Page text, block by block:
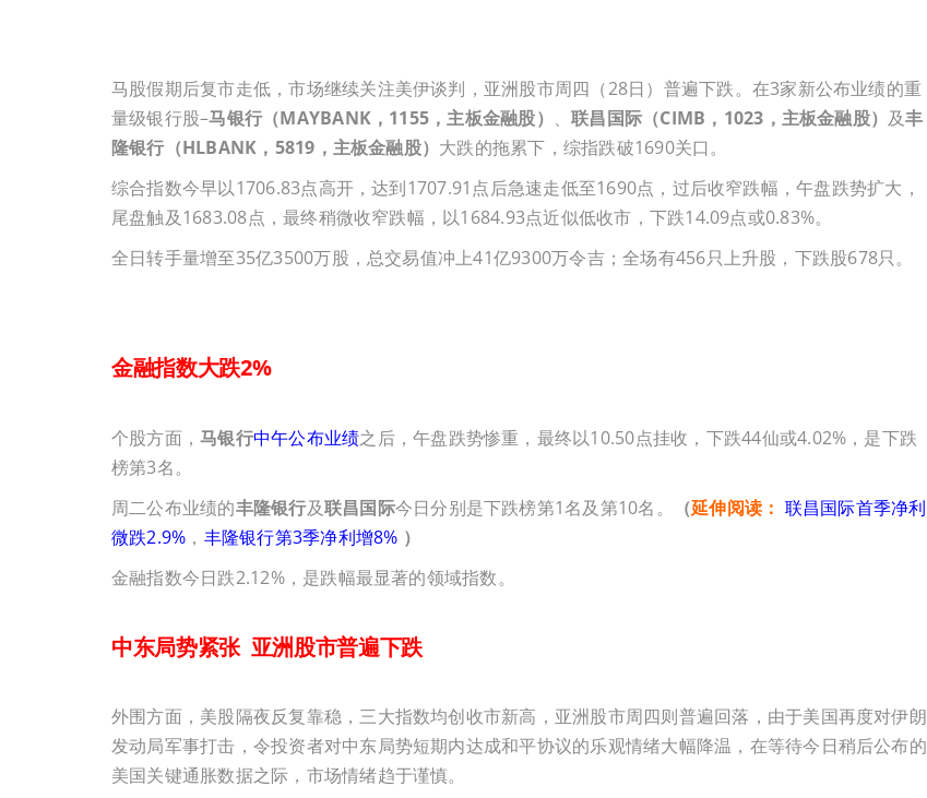
马股假期后复市走低，市场继续关注美伊谈判，亚洲股市周四（28日）普遍下跌。在3家新公布业绩的重
量级银行股–马银行（MAYBANK，1155，主板金融股） 、联昌国际（CIMB，1023，主板金融股） 及丰
隆银行（HLBANK，5819，主板金融股） 大跌的拖累下，综指跌破1690关口。
综合指数今早以1706.83点高开，达到1707.91点后急速走低至1690点，过后收窄跌幅，午盘跌势扩大，
尾盘触及1683.08点，最终稍微收窄跌幅，以1684.93点近似低收市，下跌14.09点或0.83%。
全日转手量增至35亿3500万股，总交易值冲上41亿9300万令吉；全场有456只上升股，下跌股678只。
金融指数大跌2%
个股方面，马银行中午公布业绩之后，午盘跌势惨重，最终以10.50点挂收，下跌44仙或4.02%，是下跌
榜第3名。
周二公布业绩的丰隆银行及联昌国际今日分别是下跌榜第1名及第10名。 （延伸阅读： 联昌国际首季净利
微跌2.9% ， 丰隆银行第3季净利增8% ）
金融指数今日跌2.12%，是跌幅最显著的领域指数。
中东局势紧张 亚洲股市普遍下跌
外围方面，美股隔夜反复靠稳，三大指数均创收市新高，亚洲股市周四则普遍回落，由于美国再度对伊朗
发动局军事打击，令投资者对中东局势短期内达成和平协议的乐观情绪大幅降温，在等待今日稍后公布的
美国关键通胀数据之际，市场情绪趋于谨慎。